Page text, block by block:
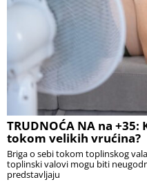
TRUDNOĆA NA na
tokom velikih vrućina?
Briga o sebi tokom toplinskog
toplinski valovi mogu biti
predstavljaju